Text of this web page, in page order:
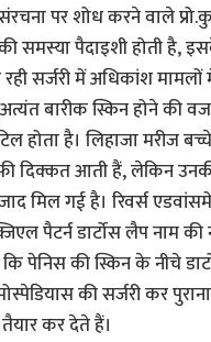
पर शोध करने वाले
समस्या पैदाइशी होती है,
सर्जरी में अधिकांश
बारीक स्किन होने की
होता है। लिहाजा मरीज
दिक्कत आती हैं, लेकिन
मिल गई है। रिवर्स
पैटर्न डार्टोस लैप नाम
कि पेनिस की स्किन के नीचे
की सर्जरी कर
तैयार कर देते हैं।